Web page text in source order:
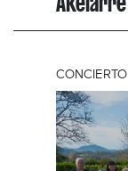
CONCIERTO